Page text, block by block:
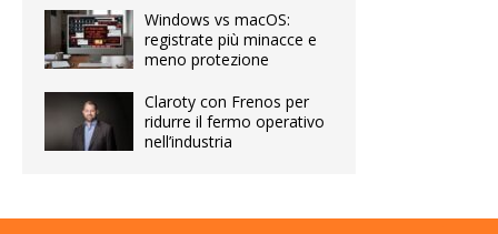
Windows vs macOS:
registrate più minacce e
meno protezione
Claroty con Frenos per
ridurre il fermo operativo
nell’industria